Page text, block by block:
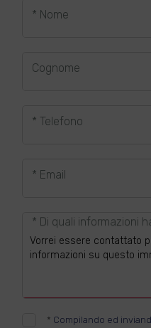
* Nome
Cognome
* Telefono
* Email
* Di quali informazioni
* Compilando ed